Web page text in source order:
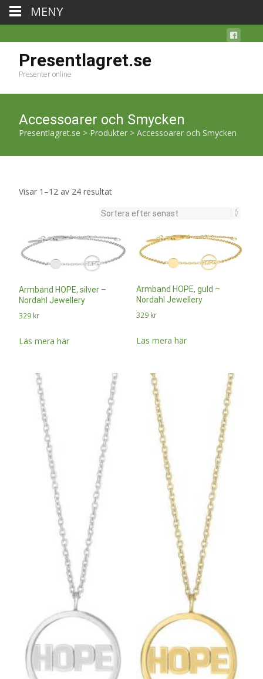
Presentlagret.se
Presenter online
Accessoarer och Smycken
Presentlagret.se > Produkter > Accessoarer och Smycken
Visar 1–12 av 24 resultatSortera
senaste
Armband HOPE, silver –
Nordahl Jewellery
329 kr
Läs mera här
Armband HOPE, guld –
Nordahl Jewellery
329 kr
Läs mera här
MENY